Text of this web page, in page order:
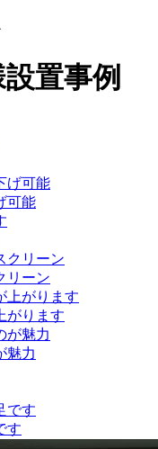
置事例
可能
リーン
がります
魅力
す